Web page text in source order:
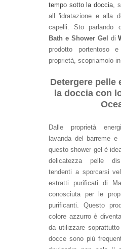
tempo sotto la doccia ,
all 'idratazione e alla
capelli. Sto parlando
Bath e Shower Gel di
prodotto portentoso
proprietà, scopriamolo
Detergere pelle
la doccia con
Dalle proprietà
lavanda del barreme e
questo shower gel è
delicatezza pelle
tendenti a sporcarsi
estratti purificati di
conosciuta per le
purificanti. Questo
colore azzurro è
da utilizzare
docce sono più